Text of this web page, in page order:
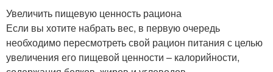
Увеличить пищевую ценность рациона
Если вы хотите набрать вес, в первую очередь
необходимо пересмотреть свой рацион питания с целью
увеличения его пищевой ценности – калорийности,